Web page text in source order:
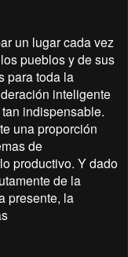
un lugar cada vez
pueblos y de sus
para toda la
inteligente
indispensable.
una proporción
de
productivo. Y dado
de la
presente, la